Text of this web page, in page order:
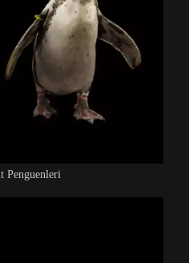
Penguenleri